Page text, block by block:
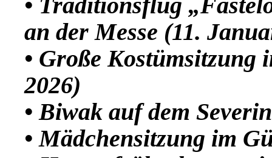
an der Messe (11.
• Große
2026)
• Biwak auf dem
• Mädchensitzung im